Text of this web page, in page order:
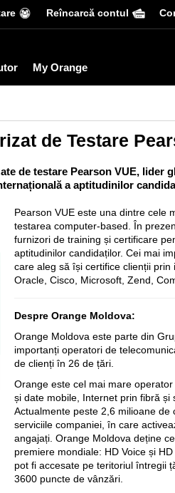
Reîncarcă contul
My Orange
de Testare
de testare Pearson VUE, lider
a aptitudinilor
Pearson VUE este una dintre cele
testarea computer-based. În
furnizori de training și certificare
aptitudinilor candidaților. Cei mai
care aleg să își certifice clienții prin
Oracle, Cisco, Microsoft, Zend,
Despre Orange Moldova:
Orange Moldova este parte din
importanți operatori de
de clienți în 26 de țări.
Orange este cel mai mare
și date mobile, Internet prin fibră și
Actualmente peste 2,6 milioane
serviciile companiei, în care
angajați. Orange Moldova deține
premiere mondiale: HD Voice și
pot fi accesate pe teritoriul întregii
3600 puncte de vânzări.